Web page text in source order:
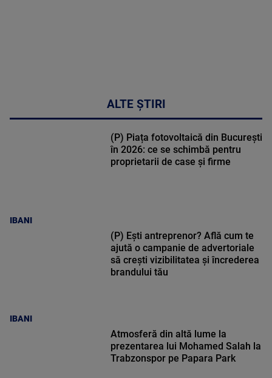
ALTE ȘTIRI
IBANI
(P) Piața fotovoltaică din București
în 2026: ce se schimbă pentru
proprietarii de case și firme
IBANI
(P) Ești antreprenor? Află cum te
ajută o campanie de advertoriale
să crești vizibilitatea și încrederea
brandului tău
Atmosferă din altă lume la
prezentarea lui Mohamed Salah la
Trabzonspor pe Papara Park